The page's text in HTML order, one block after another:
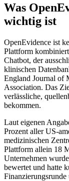
Was
wichtig ist
OpenEvidence ist
Plattform
Chatbot, der
klinischen
England Journal of
Association. Das
verlässliche,
bekommen.
Laut eigenen
Prozent aller US-
medizinischen
Plattform allein 18
Unternehmen
bewertet und hatte